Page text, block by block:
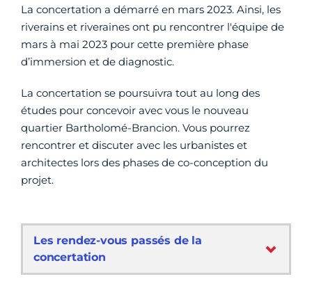
La concertation a démarré en mars 2023. Ainsi, les
riverains et riveraines ont pu rencontrer l'équipe de
mars à mai 2023 pour cette première phase
d’immersion et de diagnostic.
La concertation se poursuivra tout au long des
études pour concevoir avec vous le nouveau
quartier Bartholomé-Brancion. Vous pourrez
rencontrer et discuter avec les urbanistes et
architectes lors des phases de co-conception du
projet.
Les rendez-vous passés de la
concertation